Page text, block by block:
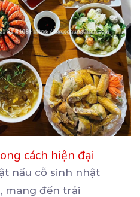
cách hiện đại
nấu cỗ sinh nhật
mang đến trải